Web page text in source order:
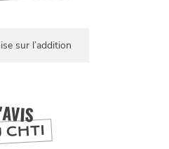
CHTI
sur l’addition